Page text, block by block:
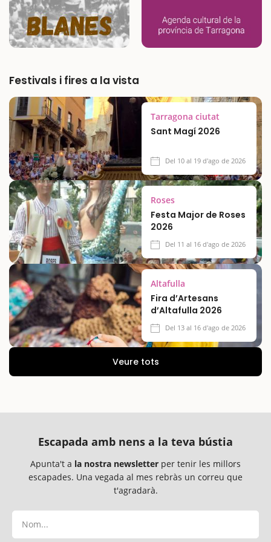
Festivals i fires a la vista
Tarragona ciutat
Sant Magí 2026
Del 10 al 19 d'ago de 2026
Roses
Festa Major de Roses
2026
Del 11 al 16 d'ago de 2026
Altafulla
Fira d’Artesans
d’Altafulla 2026
Del 13 al 16 d'ago de 2026
Veure tots
Escapada amb nens a la teva bústia
Apunta't a la nostra newsletter per tenir les millors
escapades. Una vegada al mes rebràs un correu que
t'agradarà.